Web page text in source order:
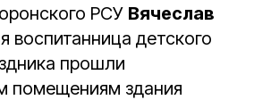
РСУ Вячеслав
воспитанница детского
прошли
помещениям здания